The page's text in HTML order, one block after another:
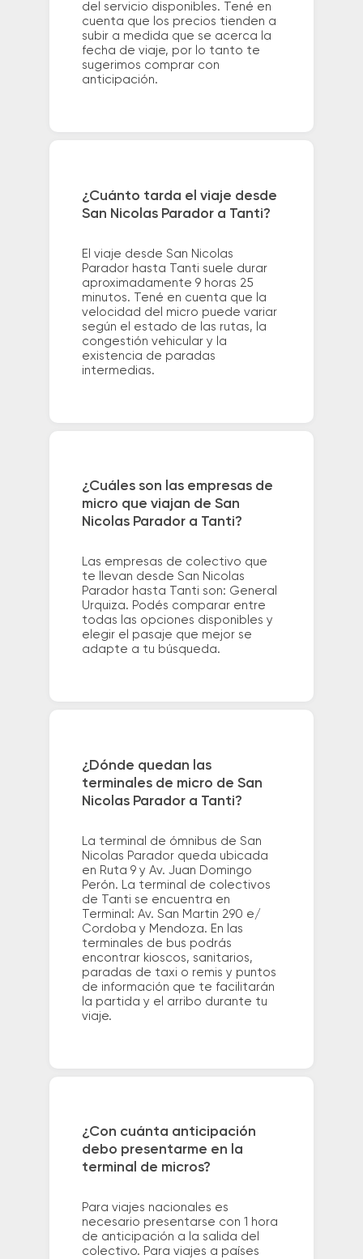
del servicio disponibles. Tené en
cuenta que los precios tienden a
subir a medida que se acerca la
fecha de viaje, por lo tanto te
sugerimos comprar con
anticipación.
¿Cuánto tarda el viaje desde
San Nicolas Parador a Tanti?
El viaje desde San Nicolas
Parador hasta Tanti suele durar
aproximadamente 9 horas 25
minutos. Tené en cuenta que la
velocidad del micro puede variar
según el estado de las rutas, la
congestión vehicular y la
existencia de paradas
intermedias.
¿Cuáles son las empresas de
micro que viajan de San
Nicolas Parador a Tanti?
Las empresas de colectivo que
te llevan desde San Nicolas
Parador hasta Tanti son: General
Urquiza. Podés comparar entre
todas las opciones disponibles y
elegir el pasaje que mejor se
adapte a tu búsqueda.
¿Dónde quedan las
terminales de micro de San
Nicolas Parador a Tanti?
La terminal de ómnibus de San
Nicolas Parador queda ubicada
en Ruta 9 y Av. Juan Domingo
Perón. La terminal de colectivos
de Tanti se encuentra en
Terminal: Av. San Martin 290 e/
Cordoba y Mendoza. En las
terminales de bus podrás
encontrar kioscos, sanitarios,
paradas de taxi o remis y puntos
de información que te facilitarán
la partida y el arribo durante tu
viaje.
¿Con cuánta anticipación
debo presentarme en la
terminal de micros?
Para viajes nacionales es
necesario presentarse con 1 hora
de anticipación a la salida del
colectivo. Para viajes a países